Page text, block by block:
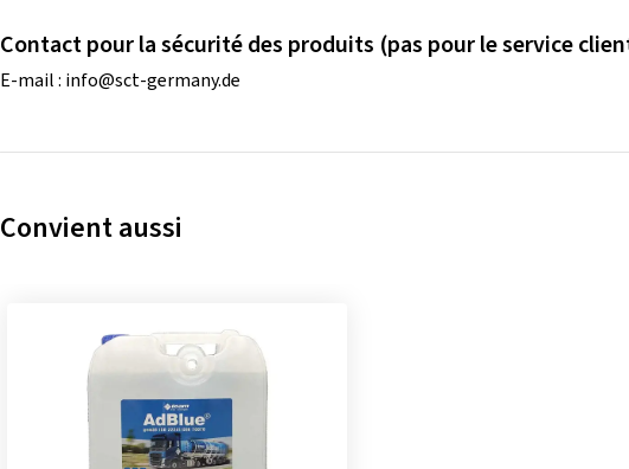
Contact pour la sécurité des produits (pas pour le service
E-mail : info@sct-germany.de
Convient aussi